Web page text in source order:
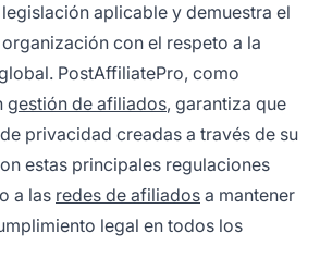
aplicable y demuestra el
con el respeto a la
PostAffiliatePro, como
gestión de afiliados, garantiza que
privacidad creadas a través de su
estas principales regulaciones
a las redes de afiliados a mantener
legal en todos los